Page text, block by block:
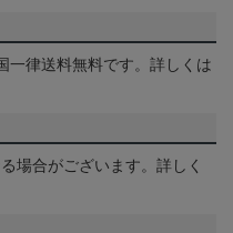
一律送料無料です。詳しくは
場合がございます。詳しく